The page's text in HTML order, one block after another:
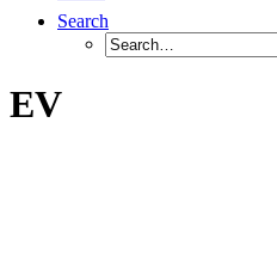
Search
EV